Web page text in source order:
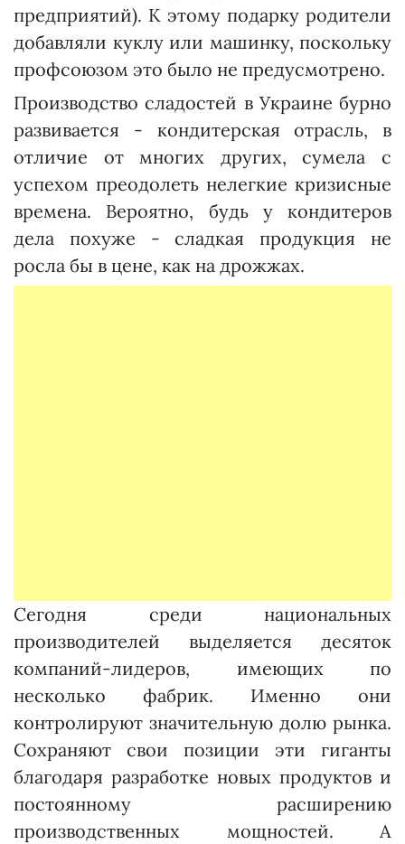
предприятий). К этому подарку родители
до­бавляли куклу или машинку, поскольку
профсоюзом это было не предусмотрено.
Производство сладостей в Украине бурно
развивается - кондитерская отрасль, в
отличие от многих других, сумела с
успехом преодолеть нелегкие кризисные
времена. Вероятно, будь у кондитеров
дела похуже - сладкая продукция не
росла бы в цене, как на дрожжах.
Сегодня среди национальных
производителей выделяется десяток
компаний-лидеров, имеющих по
несколько фабрик. Именно они
контролируют значительную долю рынка.
Сохра­няют свои позиции эти гиганты
благодаря разработке новых продуктов и
постоянному расширению
производственных мощностей. А